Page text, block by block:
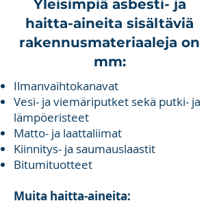
Yleisimpiä asbesti- ja
haitta-aineita sisältäviä
rakennusmateriaaleja on
mm:
Ilmanvaihtokanavat
Vesi- ja viemäriputket sekä putki- ja
lämpöeristeet
Matto- ja laattaliimat
Kiinnitys- ja saumauslaastit
Bitumituotteet
Muita haitta-aineita: